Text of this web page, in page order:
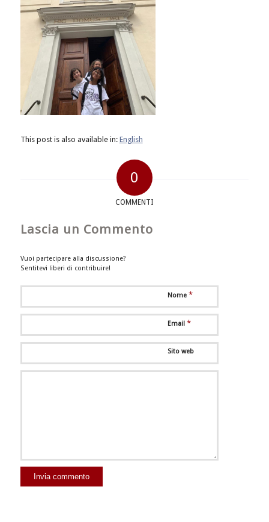
This post is also available in: English
0
COMMENTI
Lascia un Commento
Vuoi partecipare alla discussione?
Sentitevi liberi di contribuire!
Nome *
Email *
Sito web